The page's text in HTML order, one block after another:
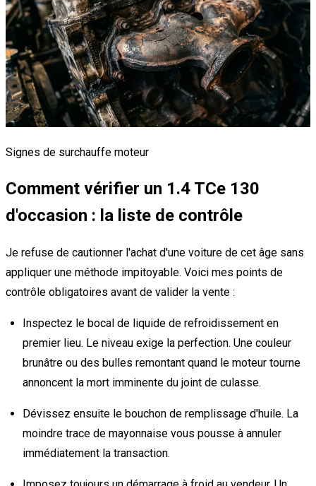
Signes de surchauffe moteur
Comment vérifier un 1.4 TCe 130
d'occasion : la liste de contrôle
Je refuse de cautionner l'achat d'une voiture de cet âge sans
appliquer une méthode impitoyable. Voici mes points de
contrôle obligatoires avant de valider la vente :
Inspectez le bocal de liquide de refroidissement en
premier lieu. Le niveau exige la perfection. Une couleur
brunâtre ou des bulles remontant quand le moteur tourne
annoncent la mort imminente du joint de culasse.
Dévissez ensuite le bouchon de remplissage d'huile. La
moindre trace de mayonnaise vous pousse à annuler
immédiatement la transaction.